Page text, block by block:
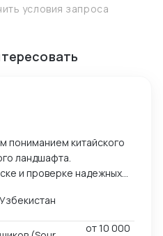
условия запроса
пониманием китайского
ландшафта.
и проверке надежных
и полном
от фабрики до
в контроле качества и
от10 000